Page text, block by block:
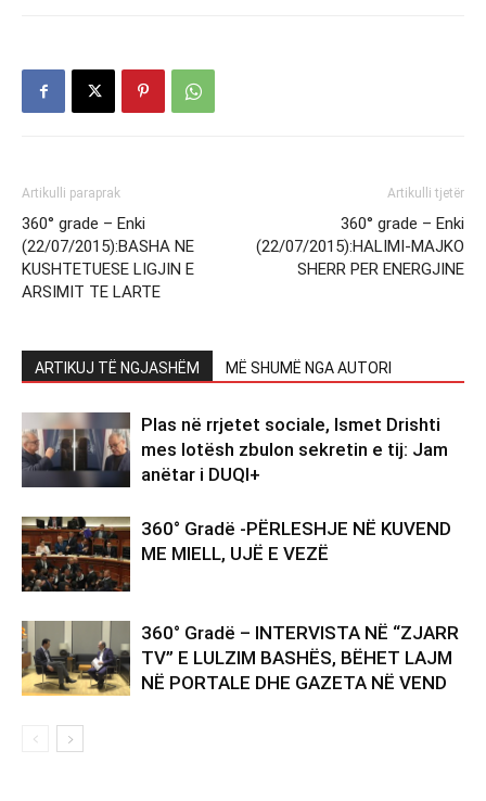
Artikulli paraprak
360° grade – Enki
(22/07/2015):BASHA NE
KUSHTETUESE LIGJIN E
ARSIMIT TE LARTE
Artikulli tjetër
360° grade – Enki
(22/07/2015):HALIMI-MAJKO
SHERR PER ENERGJINE
ARTIKUJ TË NGJASHËM MË SHUMË NGA AUTORI
Plas në rrjetet sociale, Ismet Drishti
mes lotësh zbulon sekretin e tij: Jam
anëtar i DUQI+
360° Gradë -PËRLESHJE NË KUVEND
ME MIELL, UJË E VEZË
360° Gradë – INTERVISTA NË “ZJARR
TV” E LULZIM BASHËS, BËHET LAJM
NË PORTALE DHE GAZETA NË VEND